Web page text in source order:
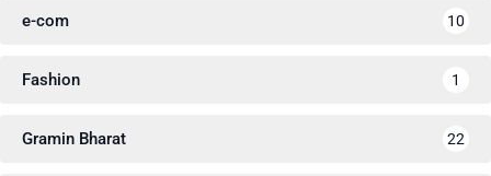
e-com 10
Fashion 1
Gramin Bharat 22